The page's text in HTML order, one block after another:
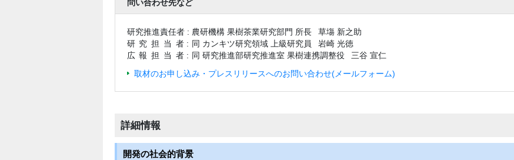
問い合わせ先など
研究推進責任者 : 農研機構 果樹茶業研究部門 所長
草塲 新之助
研究担当者 : 同 カンキツ研究領域 上級研究員
岩崎 光徳
広報担当者 : 同 研究推進部研究推進室 果樹連携調整役
三谷 宣仁
取材のお申し込み・プレスリリースへのお問い合わせ(メールフォーム)
詳細情報
開発の社会的背景